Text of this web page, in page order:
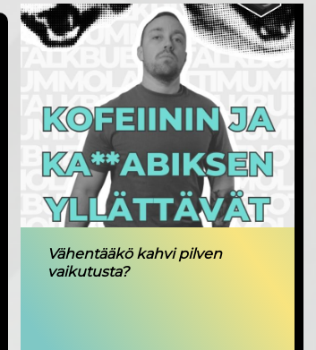
Vähentääkö kahvi pilven
vaikutusta?